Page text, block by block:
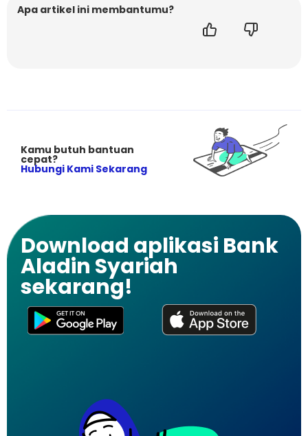
Apa artikel ini membantumu?
Kamu butuh bantuan
cepat?
Hubungi Kami Sekarang
Download aplikasi Bank
Aladin Syariah
sekarang!